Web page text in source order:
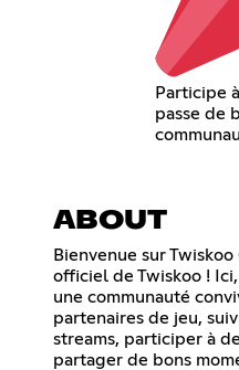
Participe
passe de
ABOUT
Bienvenue sur
officiel de Twiskoo !
une communauté
partenaires de jeu,
streams, participer à
partager de bons